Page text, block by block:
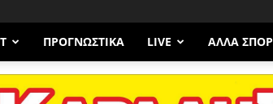
ΠΡΟΓΝΩΣΤΙΚΑ LIVE ΆΛΛΑ ΣΠΟΡ